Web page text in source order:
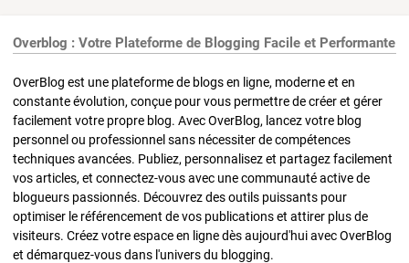
Overblog : Votre Plateforme de Blogging Facile et Performante
OverBlog est une plateforme de blogs en ligne, moderne et en
constante évolution, conçue pour vous permettre de créer et gérer
facilement votre propre blog. Avec OverBlog, lancez votre blog
personnel ou professionnel sans nécessiter de compétences
techniques avancées. Publiez, personnalisez et partagez facilement
vos articles, et connectez-vous avec une communauté active de
blogueurs passionnés. Découvrez des outils puissants pour
optimiser le référencement de vos publications et attirer plus de
visiteurs. Créez votre espace en ligne dès aujourd'hui avec OverBlog
et démarquez-vous dans l'univers du blogging.